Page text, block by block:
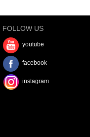
FOLLOW US
youtube
facebook
instagram